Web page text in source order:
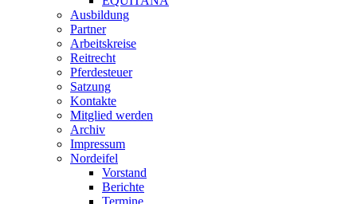
Ausbildung
Partner
Arbeitskreise
Reitrecht
Pferdesteuer
Satzung
Kontakte
Mitglied werden
Archiv
Impressum
Nordeifel
Vorstand
Berichte
Termine